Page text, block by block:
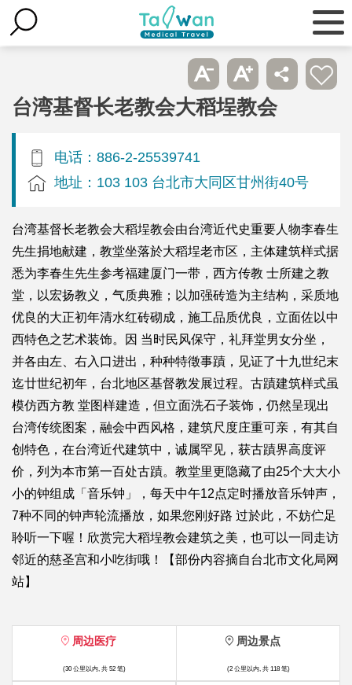
台湾基督长老教会大稻埕教会
电话：886-2-25539741
地址：103 103 台北市大同区甘州街40号
台湾基督长老教会大稻埕教会由台湾近代史重要人物李春生
先生捐地献建，教堂坐落於大稻埕老市区，主体建筑样式据
悉为李春生先生参考福建厦门一带，西方传教 士所建之教
堂，以宏扬教义，气质典雅；以加强砖造为主结构，采质地
优良的大正初年清水红砖砌成，施工品质优良，立面佐以中
西特色之艺术装饰。因 当时民风保守，礼拜堂男女分坐，
并各由左、右入口进出，种种特徵事蹟，见证了十九世纪末
迄廿世纪初年，台北地区基督教发展过程。古蹟建筑样式虽
模仿西方教 堂图样建造，但立面洗石子装饰，仍然呈现出
台湾传统图案，融会中西风格，建筑尺度庄重可亲，有其自
创特色，在台湾近代建筑中，诚属罕见，获古蹟界高度评
价，列为本市第一百处古蹟。教堂里更隐藏了由25个大大小
小的钟组成「音乐钟」，每天中午12点定时播放音乐钟声，
7种不同的钟声轮流播放，如果您刚好路 过於此，不妨伫足
聆听一下喔！欣赏完大稻埕教会建筑之美，也可以一同走访
邻近的慈圣宫和小吃街哦！【部份内容摘自台北市文化局网
站】
周边医疗
(30 公里以内, 共 52 笔)
周边景点
(2 公里以内, 共 118 笔)